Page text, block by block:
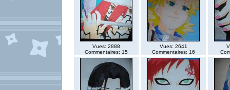
Vues: 2888
Commentaires: 15
Vues: 2641
Commentaires: 16